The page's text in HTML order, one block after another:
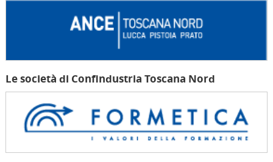
Le società di Confindustria Toscana Nord